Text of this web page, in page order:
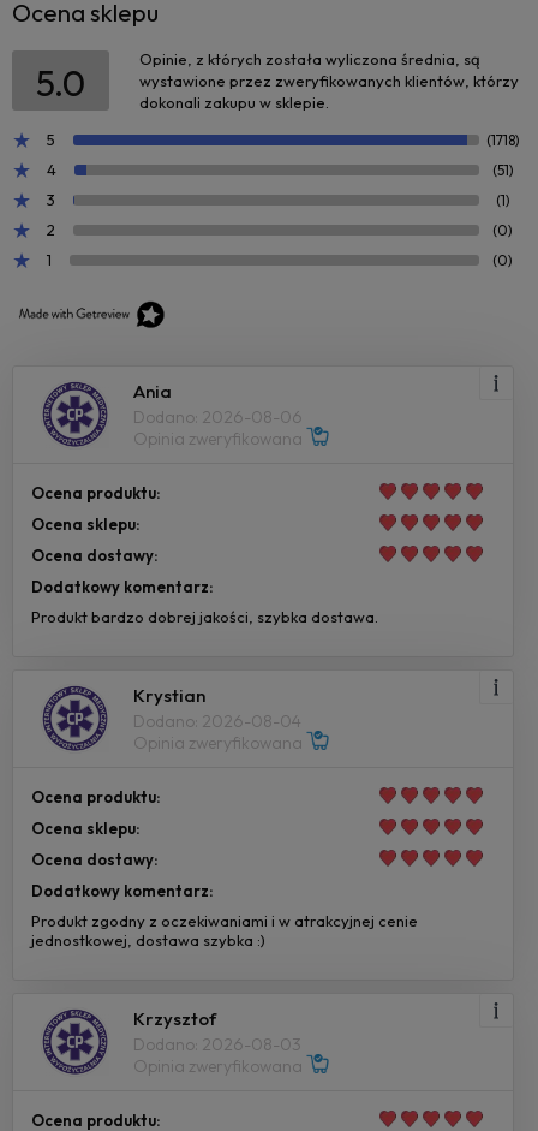
Ocena sklepu
5.0
Opinie, z których została wyliczona średnia, są
wystawione przez zweryfikowanych klientów, którzy
dokonali zakupu w sklepie.
5
(1718)
4 (51)
3 (1)
2 (0)
1 (0)
Ania
Dodano: 2026-08-06
Opinia zweryfikowana
Ocena produktu:
Ocena sklepu:
Ocena dostawy:
Dodatkowy komentarz:
Produkt bardzo dobrej jakości, szybka dostawa.
Krystian
Dodano: 2026-08-04
Opinia zweryfikowana
Ocena produktu:
Ocena sklepu:
Ocena dostawy:
Dodatkowy komentarz:
Produkt zgodny z oczekiwaniami i w atrakcyjnej cenie
jednostkowej, dostawa szybka :)
Krzysztof
Dodano: 2026-08-03
Opinia zweryfikowana
Ocena produktu: